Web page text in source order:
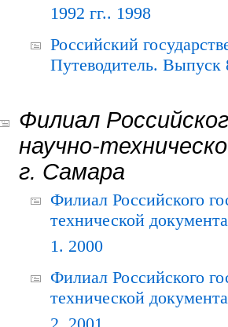
1992 гг.. 1998
Российский
Путеводитель. Выпуск
Филиал
научно-
г. Самара
Филиал Российского
технической
1. 2000
Филиал Российского
технической